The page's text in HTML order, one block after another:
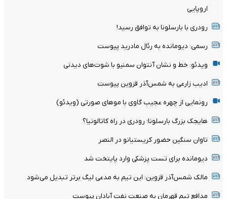
اروپایی
رودری با بارسلونا به توافق رسید!
رسمی: دیومانده به رئال مادرید پیوست
ویدئو: خط و نشان آنتوان سمنیو با شوت‌های دیدنی
ادیب زارعی به شمس‌آذر قزوین پیوست
رونمایی از چهره عجیب گاوی با موهای صورتی (ویدئو)
هایجک بزرگ بارسلونا؛ رودری در راه کاتالونیا؟
تاوان سنگین حضور کریستیانو در النصر
دیومانده برای تست پزشکی وارد پایتخت شد
مالک شمس‌آذر قزوین: این تیم به مدعی لیگ برتر تبدیل می‌شود
مدافع تیم قهرمان به صنعت نفت آبادان پیوست